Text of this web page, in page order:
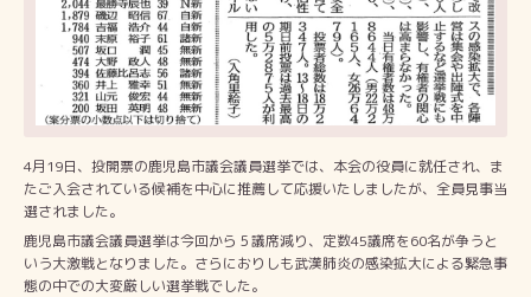
4月19日、投開票の鹿児島市議会議員選挙では、本会の役員に就任され、ま
たご入会されている候補を中心に推薦して応援いたしましたが、全員見事当
選されました。
鹿児島市議会議員選挙は今回から５議席減り、定数45議席を60名が争うと
いう大激戦となりました。さらにおりしも武漢肺炎の感染拡大による緊急事
態の中での大変厳しい選挙戦でした。